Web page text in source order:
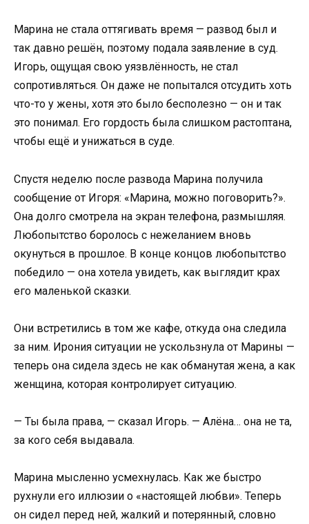
Марина не стала оттягивать время — развод был и
так давно решён, поэтому подала заявление в суд.
Игорь, ощущая свою уязвлённость, не стал
сопротивляться. Он даже не попытался отсудить хоть
что-то у жены, хотя это было бесполезно — он и так
это понимал. Его гордость была слишком растоптана,
чтобы ещё и унижаться в суде.
Спустя неделю после развода Марина получила
сообщение от Игоря: «Марина, можно поговорить?».
Она долго смотрела на экран телефона, размышляя.
Любопытство боролось с нежеланием вновь
окунуться в прошлое. В конце концов любопытство
победило — она хотела увидеть, как выглядит крах
его маленькой сказки.
Они встретились в том же кафе, откуда она следила
за ним. Ирония ситуации не ускользнула от Марины —
теперь она сидела здесь не как обманутая жена, а как
женщина, которая контролирует ситуацию.
— Ты была права, — сказал Игорь. — Алёна… она не та,
за кого себя выдавала.
Марина мысленно усмехнулась. Как же быстро
рухнули его иллюзии о «настоящей любви». Теперь
он сидел перед ней, жалкий и потерянный, словно